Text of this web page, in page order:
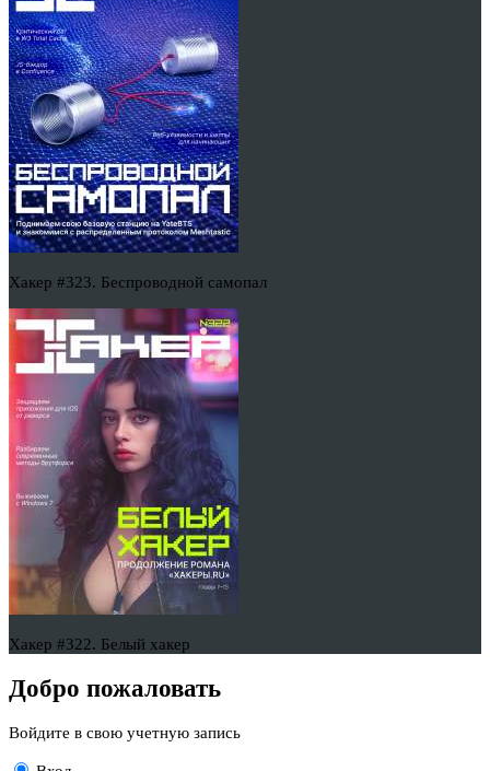
Хакер #323. Беспроводной самопал
Хакер #322. Белый хакер
Добро пожаловать
Войдите в свою учетную запись